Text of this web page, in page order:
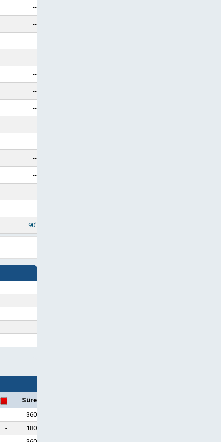
--
--
--
--
--
--
--
--
--
--
--
--
--
90'
Süre
-
360
-
180